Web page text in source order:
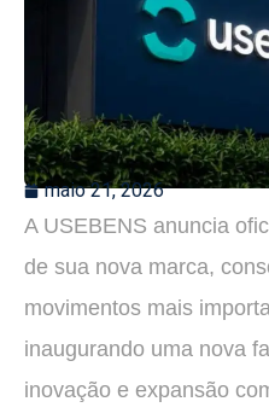
maio 21, 2026
A USEBENS anuncia
de sua nova marca,
movimentos mais
inaugurando uma nova
inovação e expansão